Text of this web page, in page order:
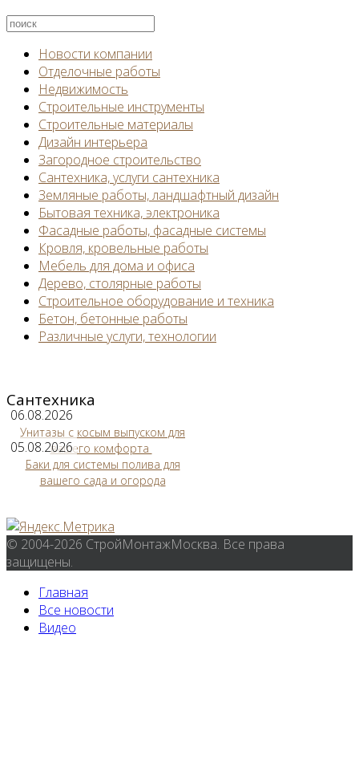
Новости компании
Отделочные работы
Недвижимость
Строительные инструменты
Строительные материалы
Дизайн интерьера
Загородное строительство
Сантехника, услуги сантехника
Земляные работы, ландшафтный дизайн
Бытовая техника, электроника
Фасадные работы, фасадные системы
Кровля, кровельные работы
Мебель для дома и офиса
Дерево, столярные работы
Строительное оборудование и техника
Бетон, бетонные работы
Различные услуги, технологии
Сантехника
06.08.2026
Унитазы с косым выпуском для
вашего комфорта
05.08.2026
Баки для системы полива для
вашего сада и огорода
© 2004-2026 СтройМонтажМосква. Все права
защищены.
Главная
Все новости
Видео